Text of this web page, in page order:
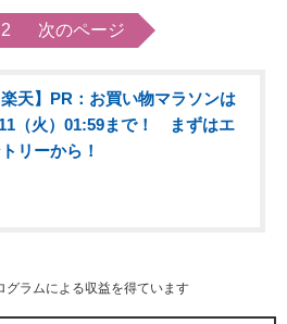
2 次のページ
楽天】PR：お買い物マラソンは
（火）01:59まで！ まずはエ
リーから！
ラムによる収益を得ています